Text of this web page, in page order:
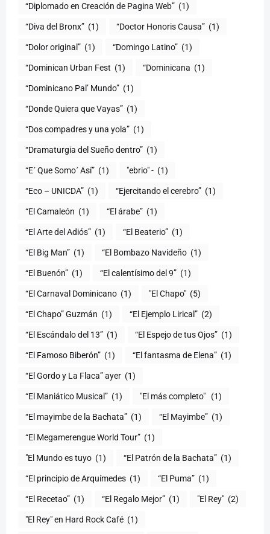
“Diplomado en Creación de Pagina Web” (1)
“Diva del Bronx” (1) “Doctor Honoris Causa” (1)
“Dolor original” (1) “Domingo Latino” (1)
“Dominican Urban Fest (1) “Dominicana (1)
“Dominicano Pal’ Mundo” (1)
“Donde Quiera que Vayas” (1)
“Dos compadres y una yola” (1)
“Dramaturgia del Sueño dentro” (1)
“E´ Que Somo´ Así” (1) "ebrio" - (1)
“Eco – UNICDA” (1) “Ejercitando el cerebro” (1)
“El Camaleón (1) “El árabe” (1)
“El Arte del Adiós” (1) “El Beaterio” (1)
“El Big Man” (1) “El Bombazo Navideño (1)
“El Buenón” (1) “El calentísimo del 9” (1)
“El Carnaval Dominicano (1) "El Chapo" (5)
“El Chapo” Guzmán (1) “El Ejemplo Lirical” (2)
“El Escándalo del 13” (1) “El Espejo de tus Ojos” (1)
“El Famoso Biberón” (1) “El fantasma de Elena” (1)
“El Gordo y La Flaca” ayer (1)
“El Maniático Musical” (1) "El más completo" ​ (1)
“El mayimbe de la Bachata” (1) “El Mayimbe” (1)
“El Megamerengue World Tour” (1)
"El Mundo es tuyo (1) “El Patrón de la Bachata” (1)
“El principio de Arquímedes (1) “El Puma” (1)
“El Recetao” (1) “El Regalo Mejor” (1) "El Rey" (2)
"El Rey" en Hard Rock Café (1)